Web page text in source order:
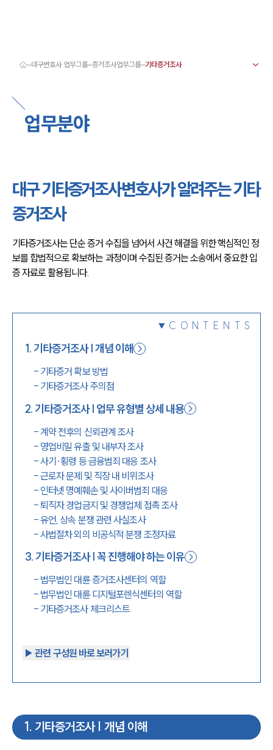
서울·대구변호사
대구형사전문변호사
대구이혼전문변호사
대구학교폭력변호사
대구변호사 주요 업무사례
대구 분사무소 오시는 길
대구변호사상담 상담접수
채용정보
대구변호사 업무그룹 증거조사업무그룹
업무분야
대구 기타증거조사변호사가 알려주는 기타
증거조사
기타증거조사는 단순 증거 수집을 넘어서 사건 해결을 위한 핵심적인 정
보를 합법적으로 확보하는 과정이며 수집된 증거는 소송에서 중요한 입
증 자료로 활용됩니다.
CONTENTS
1.기타증거조사 | 개념 이해
- 기타증거 확보 방법
- 기타증거조사 주의점
2.기타증거조사 | 업무 유형별 상세 내용
-계약 전후의 신뢰관계 조사
-영업비밀 유출 및 내부자 조사
-사기·횡령 등 금융범죄 대응 조사
-근로자 문제 및 직장 내 비위조사
- 인터넷 명예훼손 및 사이버범죄 대응
-퇴직자 경업금지 및 경쟁업체 접촉 조사
-유언, 상속 분쟁 관련 사실조사
-사법절차 외의 비공식적 분쟁 조정자료
3.기타증거조사 | 꼭 진행해야 하는 이유
- 법무법인 대륜 증거조사센터의 역할
- 법무법인 대륜 디지털포렌식센터의 역할
- 기타증거조사 체크리스트
▶︎ 관련 구성원 바로 보러가기
1 . 기타증거조사 | 개념 이해